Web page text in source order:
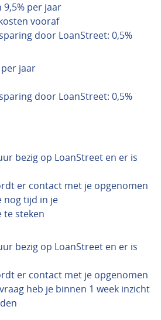
9,5% per jaar
vooraf
door LoanStreet: 0,5%
per jaar
door LoanStreet: 0,5%
bezig op LoanStreet en er is
er contact met je opgenomen
nog tijd in je
te steken
bezig op LoanStreet en er is
er contact met je opgenomen
heb je binnen 1 week inzicht